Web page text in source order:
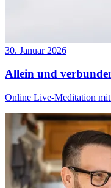
30. Januar 2026
Allein und
Online Live-Meditation mit